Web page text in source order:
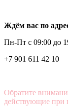
Ждём вас по
Пн-Пт с 09:00 до
+7 901 611 42 10
Обратите
действующие при